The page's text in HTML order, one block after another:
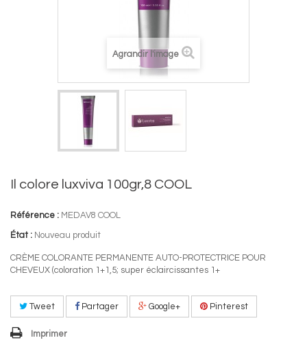
Agrandir l'image
Il colore luxviva 100gr,8 COOL
Référence : MEDAV8 COOL
État : Nouveau produit
CRÈME COLORANTE PERMANENTE AUTO-PROTECTRICE POUR
CHEVEUX (coloration 1+1,5; super éclaircissantes 1+
Tweet Partager Google+ Pinterest
Imprimer